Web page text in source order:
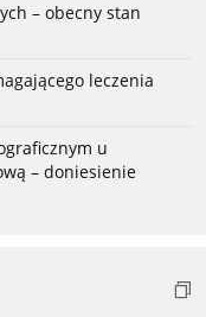
– obecny stan
leczenia
u
– doniesienie